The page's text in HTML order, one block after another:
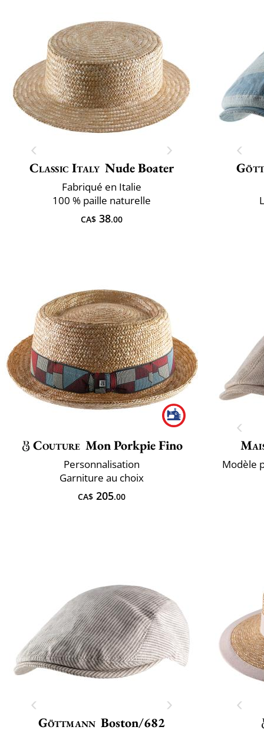
Classic Italy Nude Boater
Fabriqué en Italie
100 % paille naturelle
CA$ 38.00
Couture Mon Porkpie Fino
Personnalisation
Garniture au choix
CA$ 205.00
Modèle
Göttmann Boston/682